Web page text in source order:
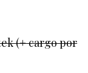
(+ cargo por